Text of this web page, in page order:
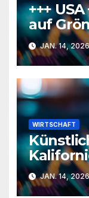
+++
auf
etwas
JAN. 14,
WIRTSCHAFT
Musk
JAN. 14,